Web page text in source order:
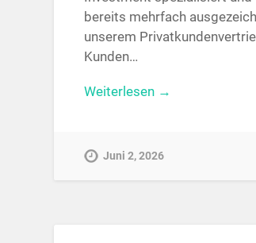
bereits mehrfach
unserem
Kunden…
Weiterlesen →
Juni 2, 2026